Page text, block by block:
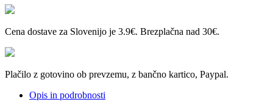
Cena dostave za Slovenijo je 3.9€. Brezplačna nad 30€.
Plačilo z gotovino ob prevzemu, z bančno kartico, Paypal.
Opis in podrobnosti